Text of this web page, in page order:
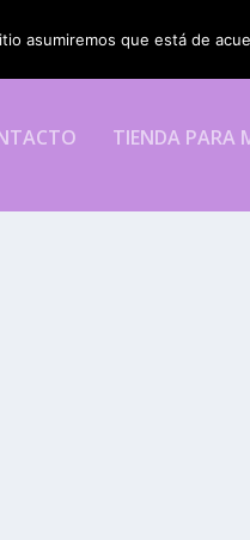
TIENDA PARA
asumiremos que está de